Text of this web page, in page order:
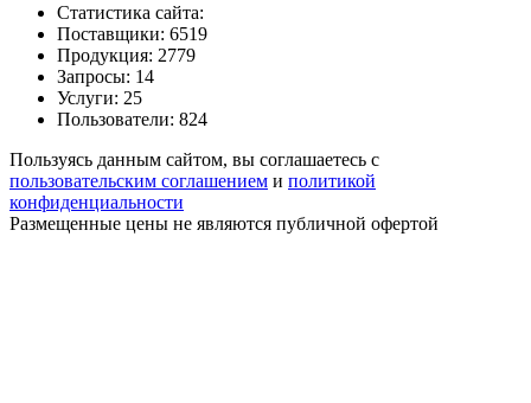
Статистика сайта:
Поставщики: 6519
Продукция: 2779
Запросы: 14
Услуги: 25
Пользователи: 824
Пользуясь данным сайтом, вы соглашаетесь с
пользовательским соглашением и политикой
конфиденциальности
Размещенные цены не являются публичной офертой